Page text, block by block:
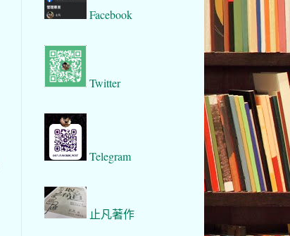
Facebook
Twitter
Telegram
止凡著作